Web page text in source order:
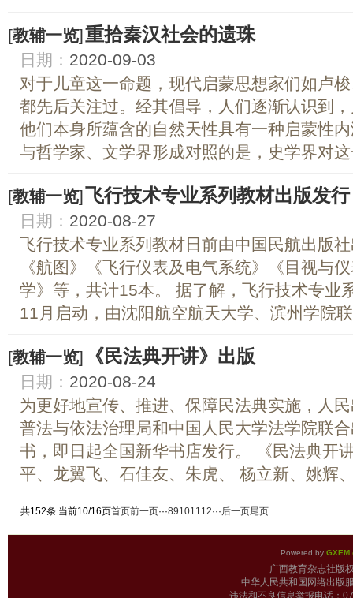
[教辅一览]重拾秦汉社会的遗珠
日期： 2020-09-03
对于儿童这一命题，现代启蒙思想家们如卢
都先后关注过。经其倡导，人们逐渐认识到
他们本身所蕴含的自然天性具有一种启蒙性
与哲学家、文学界形成对照的是，史学界对
[教辅一览]飞行技术专业系列教材出版发行
日期： 2020-08-27
飞行技术专业系列教材日前由中国民航出版
《航图》《飞行仪表及电气系统》《目视与
学》等，共计15本。 据了解，飞行技术专业
11月启动，由沈阳航空航天大学、滨州学院
[教辅一览] 《民法典开讲》出版
日期： 2020-08-24
为更好地宣传、推进、保障民法典实施，人
普法与依法治理局和中国人民大学法学院联
书，即日起全国新华书店发行。 《民法典开
平、龙翼飞、石佳友、朱虎、 杨立新、姚辉
共152条 当前10/16页首页前一页···89101112···后一页尾页
Powered by
广西教育杂志
中华人民共和国网络出版
违法和不良信息举报电话：